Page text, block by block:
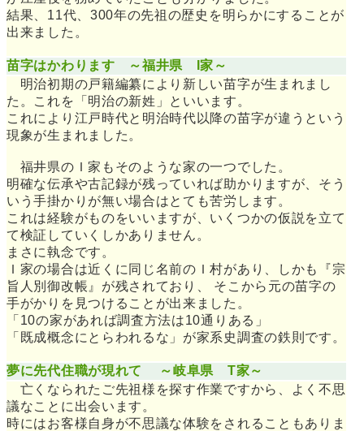
結果、11代、300年の先祖の歴史を明らかにすることが
出来ました。
苗字はかわります ～福井県 I家～
明治初期の戸籍編纂により新しい苗字が生まれまし
た。これを「明治の新姓」といいます。
これにより江戸時代と明治時代以降の苗字が違うという
現象が生まれました。
福井県のＩ家もそのような家の一つでした。
明確な伝承や古記録が残っていれば助かりますが、そう
いう手掛かりが無い場合はとても苦労します。
これは経験がものをいいますが、いくつかの仮説を立て
て検証していくしかありません。
まさに執念です。
Ｉ家の場合は近くに同じ名前のＩ村があり、しかも『宗
旨人別御改帳』が残されており、 そこから元の苗字の
手がかりを見つけることが出来ました。
「10の家があれば調査方法は10通りある」
「既成概念にとらわれるな」が家系史調査の鉄則です。
夢に先代住職が現れて ～岐阜県 T家～
亡くなられたご先祖様を探す作業ですから、よく不思
議なことに出会います。
時にはお客様自身が不思議な体験をされることもありま